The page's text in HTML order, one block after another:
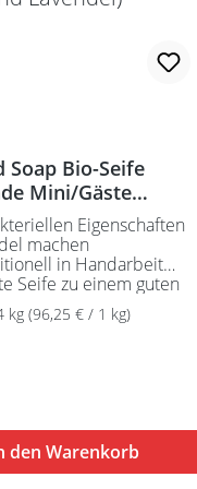
Soap Bio-Seife
Mini/Gäste
Lavender (Hochland
Eigenschaften
machen
in Handarbeit
Seife zu einem guten
für die Haut.
Öle und
Sheabutter
in bester
Hochlandwasser,
mit wichtigen
natürlichen
kg (96,25 € / 1 kg)
den Warenkorb